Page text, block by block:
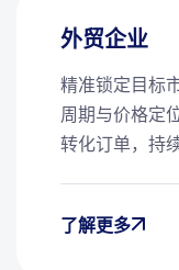
外贸企业
精准锁定目标
周期与价格定
转化订单，持
了解更多